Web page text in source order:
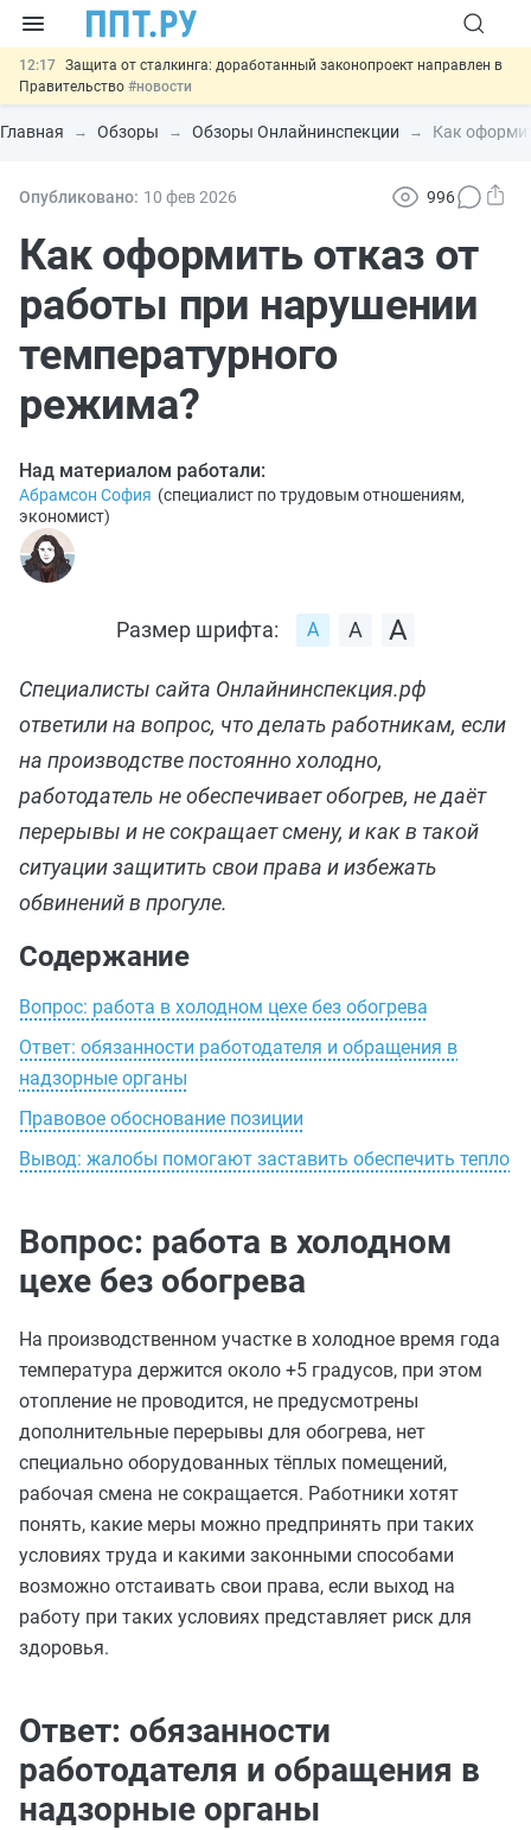
12:17 Защита от сталкинга: доработанный законопроект направлен в
Правительство #новости
11:23 Минпромторг предлагает новые формы сертификата и
декларации о соответствии#новости
00:01
6 августа: важные документы, вступающие в силу сегодня
05.08
#новости
Главная Обзоры Обзоры Онлайнинспекции Как
Опубликовано: 10 фев2026 996
Как оформить отказ от
работы при нарушении
температурного
режима?
Над материалом работали:
Абрамсон София (специалист по трудовым отношениям,
экономист)
Размер шрифта:
Специалисты сайта Онлайнинспекция.рф
ответили на вопрос, что делать работникам, если
на производстве постоянно холодно,
работодатель не обеспечивает обогрев, не даёт
перерывы и не сокращает смену, и как в такой
ситуации защитить свои права и избежать
обвинений в прогуле.
Содержание
Вопрос: работа в холодном цехе без обогрева
Ответ: обязанности работодателя и обращения в
надзорные органы
Правовое обоснование позиции
Вывод: жалобы помогают заставить обеспечить тепло
Вопрос: работа в холодном
цехе без обогрева
На производственном участке в холодное время года
температура держится около +5 градусов, при этом
отопление не проводится, не предусмотрены
дополнительные перерывы для обогрева, нет
специально оборудованных тёплых помещений,
рабочая смена не сокращается. Работники хотят
понять, какие меры можно предпринять при таких
условиях труда и какими законными способами
возможно отстаивать свои права, если выход на
работу при таких условиях представляет риск для
здоровья.
Ответ: обязанности
работодателя и обращения в
надзорные органы